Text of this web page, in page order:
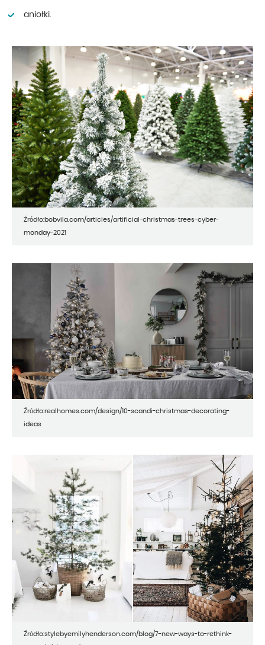
aniołki.
Źródło:bobvila.com/articles/artificial-christmas-trees-cyber-
monday-2021
Źródło:realhomes.com/design/10-scandi-christmas-decorating-
ideas
Źródło:stylebyemilyhenderson.com/blog/7-new-ways-to-rethink-